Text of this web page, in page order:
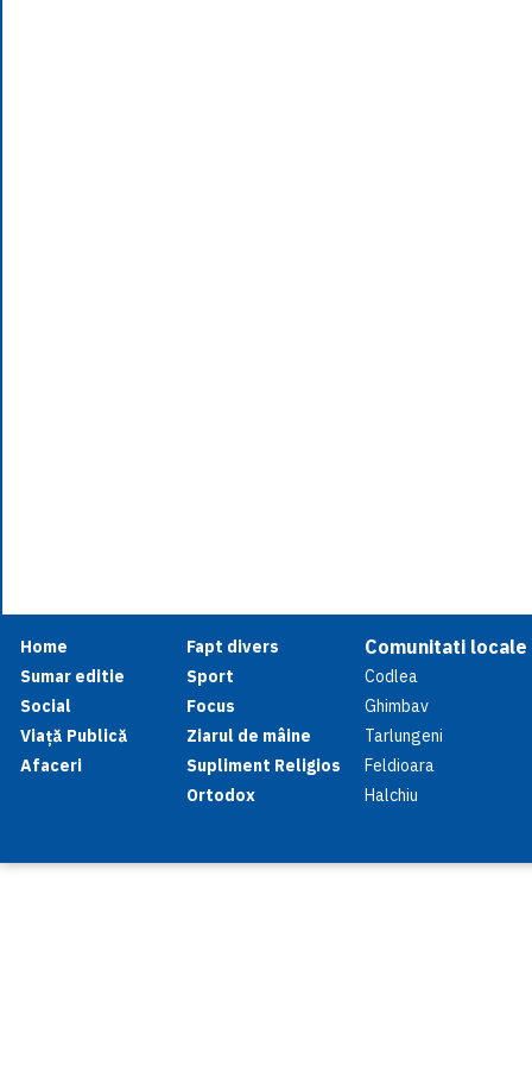
Home
Sumar editie
Social
Viață Publică
Afaceri
Fapt divers
Sport
Focus
Ziarul de mâine
Supliment Religios
Ortodox
Comunitati locale
Codlea
Ghimbav
Tarlungeni
Feldioara
Halchiu